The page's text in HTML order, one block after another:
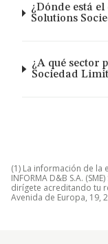
¿Dónde está
Solutions
¿A qué sector
Sociedad
(1) La información de
INFORMA D&B S.A.
dirígete acreditando tu
Avenida de Europa, 19,